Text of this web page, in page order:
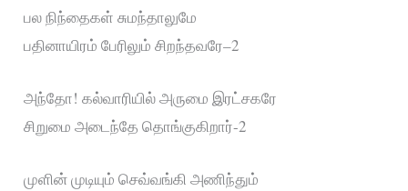
பல நிந்தைகள் சுமந்தாலுமே
பதினாயிரம் பேரிலும் சிறந்தவரே–2
அந்தோ! கல்வாரியில் அருமை இரட்சகரே
சிறுமை அடைந்தே தொங்குகிறார்-2
முளின் முடியும் செவ்வங்கி அணிந்தும்